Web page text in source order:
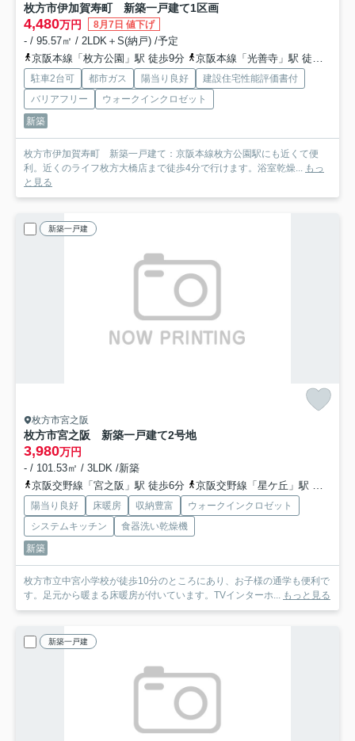
枚方市伊加賀寿町 新築一戸建て1区画
4,480万円 8月7日 値下げ
- / 95.57㎡ / 2LDK＋S(納戸) /予定
京阪本線「枚方公園」駅 徒歩9分
京阪本線「光善寺」駅 徒歩18分
駐車2台可 都市ガス 陽当り良好
建設住宅性能評価書付
バリアフリー
ウォークインクロゼット
新築
枚方市伊加賀寿町 新築一戸建て：京阪本線枚方公園駅にも近くて便
利。近くのライフ枚方大橋店まで徒歩4分で行けます。浴室乾燥...
もっ
と見る
新築一戸建
枚方市宮之阪
枚方市宮之阪 新築一戸建て2号地
3,980万円
- / 101.53㎡ / 3LDK /新築
京阪交野線「宮之阪」駅 徒歩6分
京阪交野線「星ケ丘」駅 徒歩11分
陽当り良好 床暖房 収納豊富
ウォークインクロゼット
システムキッチン
食器洗い乾燥機
新築
枚方市立中宮小学校が徒歩10分のところにあり、お子様の通学も便利で
す。足元から暖まる床暖房が付いています。TVインターホ...
もっと見る
新築一戸建